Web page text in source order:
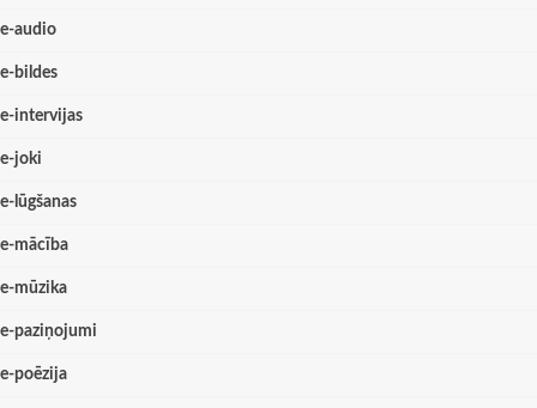
e-audio
e-bildes
e-intervijas
e-joki
e-lūgšanas
e-mācība
e-mūzika
e-paziņojumi
e-poēzija